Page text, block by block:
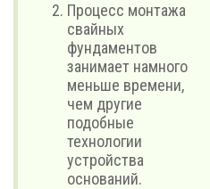
Процесс монтажа
свайных
фундаментов
занимает намного
меньше времени,
чем другие
подобные
технологии
устройства
оснований.